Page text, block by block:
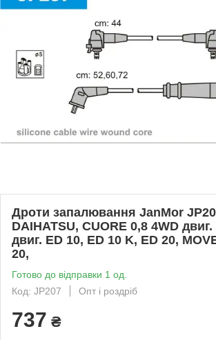
Дроти запалювання JanMor
DAIHATSU, CUORE 0,8 4WD
двиг. ED 10, ED 10 K, ED 20,
20,
Готово до відправки 1 од.
Код: JP207
Опт і роздріб
737 ₴